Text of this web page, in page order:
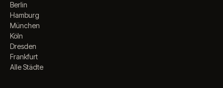
Berlin
Hamburg
München
Köln
Dresden
Frankfurt
Alle Städte